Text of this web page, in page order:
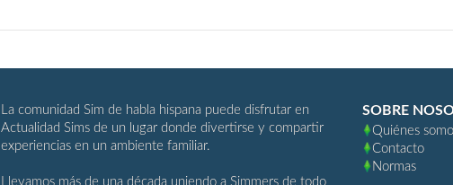
La comunidad Sim de habla hispana puede disfrutar en
Actualidad Sims de un lugar donde divertirse y compartir
experiencias en un ambiente familiar.
Llevamos más de una década uniendo a Simmers de todo
SOBRE
Quiénes
Contacto
Normas